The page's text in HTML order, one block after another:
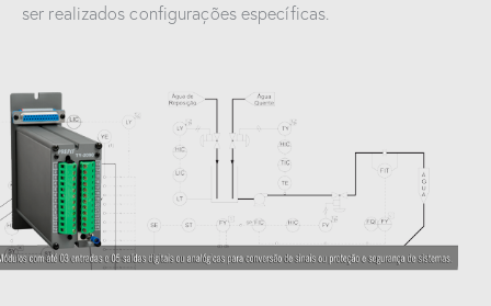
ser realizados configurações específicas.